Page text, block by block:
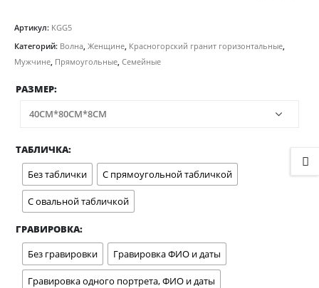
Артикул: KGG5
Категорий: Волна Женщине Красногорский гранит горизонтальные
Мужчине Прямоугольные Семейные
РАЗМЕР
ТАБЛИЧКА
Без таблички
С прямоугольной табличкой
С овальной табличкой
ГРАВИРОВКА
Без гравировки
Гравировка ФИО и даты
Гравировка одного портрета, ФИО и даты